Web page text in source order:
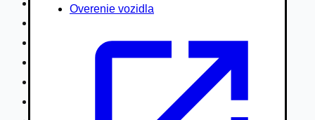
Overenie vozidla
Hydraulické ruky autožeriavy
Špeciály/nosiče kontajnerov
Návesy/prívesy nadstavby
Lode/člny, lietadlá/vznášadlá